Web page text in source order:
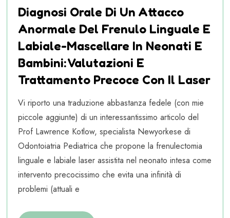
Diagnosi Orale Di Un Attacco
Anormale Del Frenulo Linguale E
Labiale-Mascellare In Neonati E
Bambini: Valutazioni E
Trattamento Precoce Con Il Laser
Vi riporto una traduzione abbastanza fedele (con mie
piccole aggiunte) di un interessantissimo articolo del
Prof Lawrence Kotlow, specialista Newyorkese di
Odontoiatria Pediatrica che propone la frenulectomia
linguale e labiale laser assistita nel neonato intesa come
intervento precocissimo che evita una infinità di
problemi (attuali e